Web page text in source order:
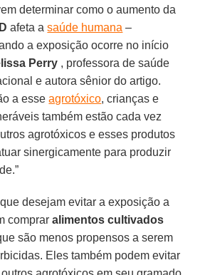
determinar como o aumento da
afeta asaúde humana –
a exposição ocorre no início
Perry , professora de saúde
e autora sênior do artigo.
a esseagrotóxico, crianças e
também estão cada vez
agrotóxicos e esses produtos
sinergicamente para produzir
desejam evitar a exposição a
compraralimentos cultivados
são menos propensos a serem
Eles também podem evitar